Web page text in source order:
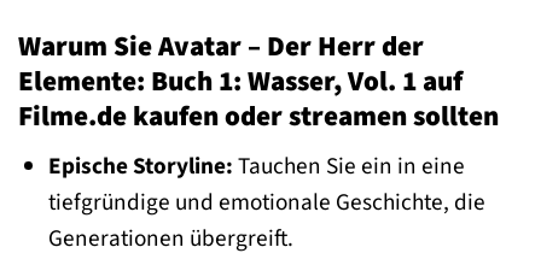
Warum Sie Avatar – Der Herr der
Elemente: Buch 1: Wasser, Vol. 1 auf
Filme.de kaufen oder streamen sollten
Epische Storyline:Tauchen Sie ein in eine
tiefgründige und emotionale Geschichte, die
Generationen übergreift.